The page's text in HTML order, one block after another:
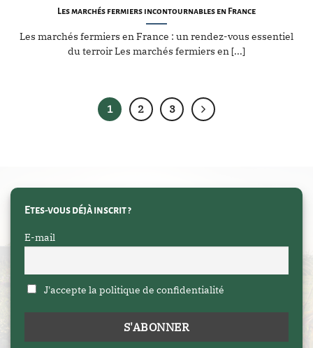
Les marchés fermiers incontournables en France
Les marchés fermiers en France : un rendez-vous essentiel
du terroir Les marchés fermiers en [...]
1 2 3
Etes-vous déjà inscrit ?
E-mail
J'accepte la politique de confidentialité